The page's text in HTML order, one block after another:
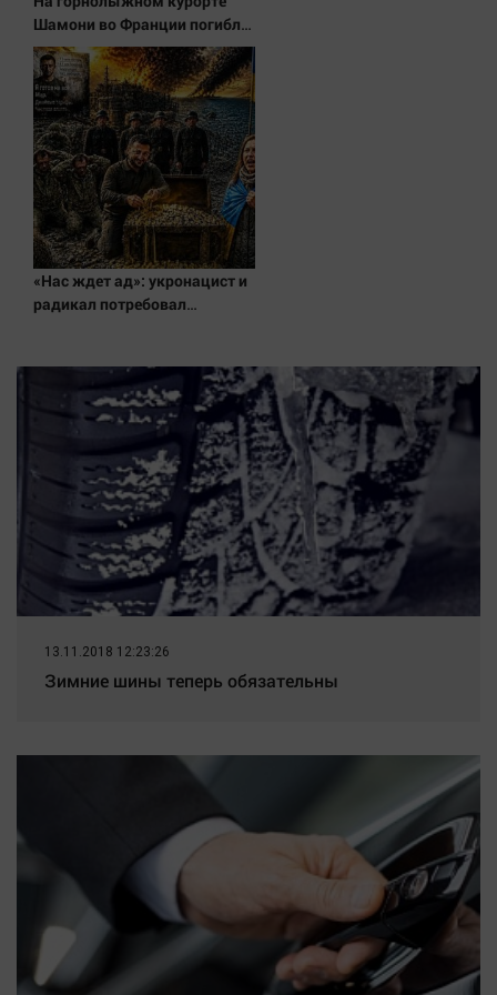
Отдых
Персона
Последняя инстанция
Светская жизнь
Тенденции
Точка на карте
Шамони во Франции погибла
россиянка
«Нас ждет ад»: укронацист и
радикал потребовал
13.11.2018 12:23:26
Зимние шины теперь обязательны